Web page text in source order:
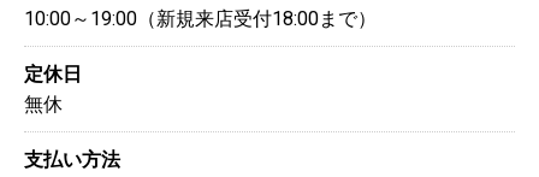
10:00～19:00（新規来店受付18:00まで）
定休日
無休
支払い方法